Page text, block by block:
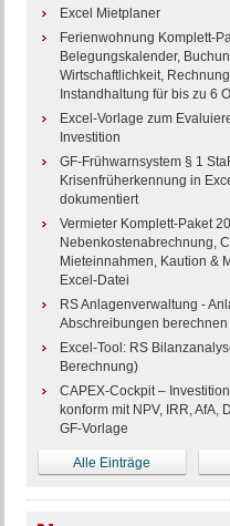
Excel Mietplaner
Ferienwohnung Komplett-
Belegungskalender,
Wirtschaftlichkeit,
Instandhaltung für bis zu 6
Excel-Vorlage zum
Investition
GF-Frühwarnsystem § 1
Krisenfrüherkennung in
dokumentiert
Vermieter Komplett-Paket
Nebenkostenabrechnung,
Mieteinnahmen, Kaution &
Excel-Datei
RS Anlagenverwaltung -
Abschreibungen berechnen
Excel-Tool: RS
Berechnung)
CAPEX-Cockpit –
konform mit NPV, IRR, AfA,
GF-Vorlage
Alle Einträge